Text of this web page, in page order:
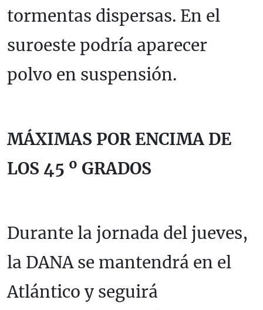
tormentas dispersas. En el
suroeste podría aparecer
polvo en suspensión.
MÁXIMAS POR ENCIMA DE
LOS 45 º GRADOS
Durante la jornada del jueves,
la DANA se mantendrá en el
Atlántico y seguirá